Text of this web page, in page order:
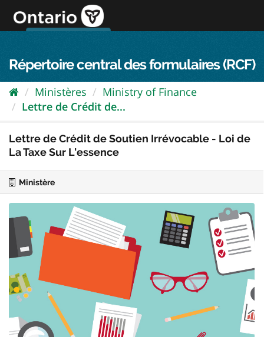
directement
au
Répertoire central des formulaires (RCF)
Ministères
Ministry of Finance
Lettre de Crédit de...
Lettre de Crédit de Soutien Irrévocable - Loi de
La Taxe Sur L'essence
Ministère